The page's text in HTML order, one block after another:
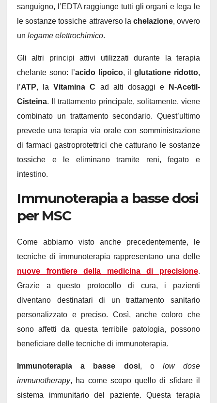
sanguigno, l’EDTA raggiunge tutti gli organi e lega le
le sostanze tossiche attraverso la chelazione, ovvero
un legame elettrochimico.
Gli altri principi attivi utilizzati durante la terapia
chelante sono: l’acido lipoico, ilglutatione ridotto,
l’ATP, laVitamina C ad alti dosaggi e
N-Acetil-
Cisteina. Il trattamento principale, solitamente, viene
combinato un trattamento secondario. Quest’ultimo
prevede una terapia via orale con somministrazione
di farmaci gastroprotettrici che catturano le sostanze
tossiche e le eliminano tramite reni, fegato e
intestino.
Immunoterapia a basse dosi
per MSC
Come abbiamo visto anche precedentemente, le
tecniche di immunoterapia rappresentano una delle
nuove frontiere della medicina di precisione.
Grazie a questo protocollo di cura, i pazienti
diventano destinatari di un trattamento sanitario
personalizzato e preciso. Così, anche coloro che
sono affetti da questa terribile patologia, possono
beneficiare delle tecniche di immunoterapia.
Immunoterapia a basse dosi, o low dose
immunotherapy, ha come scopo quello di sfidare il
sistema immunitario del paziente. Questa terapia